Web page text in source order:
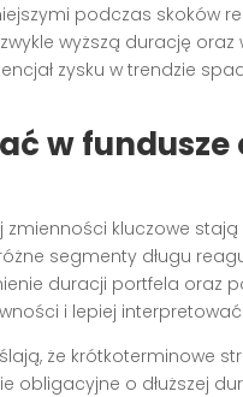
podczas skoków
wyższą durację
zysku w trendzie
w
kluczowe
segmenty długu
duracji portfela oraz
i lepiej interpretować
że krótkoterminowe
obligacyjne o dłuższej